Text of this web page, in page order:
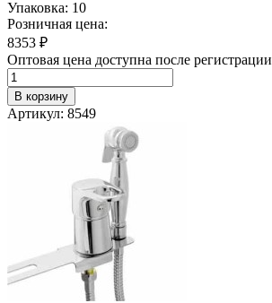
Упаковка: 10
Розничная цена:
8353 ₽
Оптовая цена доступна после регистрации
В корзину
Артикул: 8549